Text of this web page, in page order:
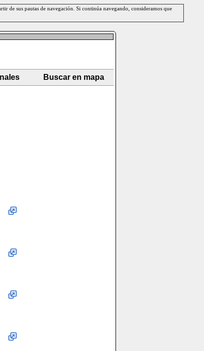
de sus pautas de navegación. Si continúa navegando, consideramos que
Buscar en mapa